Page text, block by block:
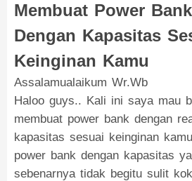
Membuat Power
Dengan Kapasitas
Keinginan Kamu
Assalamualaikum Wr.Wb
Haloo guys.. Kali ini saya mau
membuat power bank dengan
kapasitas sesuai keinginan
power bank dengan kapasitas
sebenarnya tidak begitu sulit